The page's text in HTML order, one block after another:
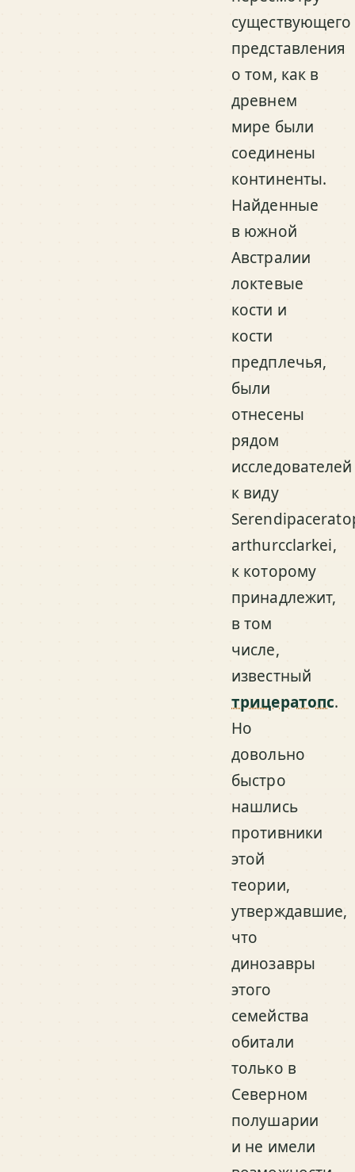
существующего
представления
о том, как в
древнем
мире были
соединены
континенты.
Найденные
в южной
Австралии
локтевые
кости и
кости
предплечья,
были
отнесены
рядом
исследователей
к виду
arthurcclarkei,
к которому
принадлежит,
в том
числе,
известный
трицератопс.
Но
довольно
быстро
нашлись
противники
этой
теории,
утверждавшие,
что
динозавры
этого
семейства
обитали
только в
Северном
полушарии
и не имели